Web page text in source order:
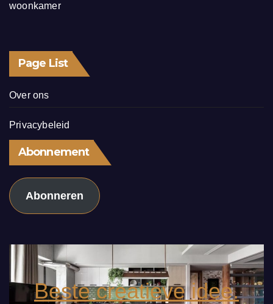
woonkamer
Page List
Over ons
Privacybeleid
Abonnement
Abonneren
Beste creatieve idee.